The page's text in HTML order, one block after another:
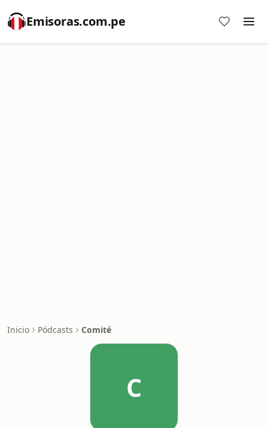
Emisoras.com.pe
Inicio Pódcasts Comité
C